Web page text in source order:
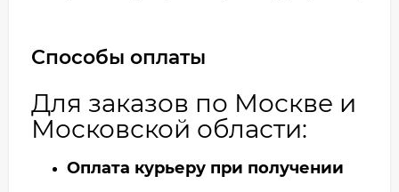
Способы оплаты
Для заказов по Москве и
Московской области:
Оплата курьеру при получении